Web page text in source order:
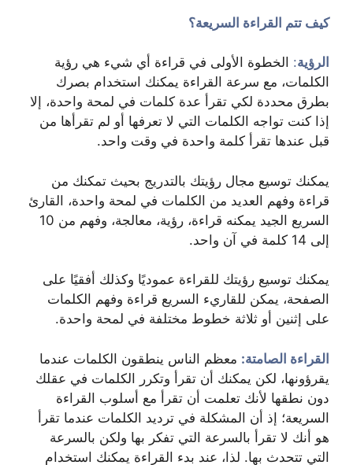
كيف تتم القراءة السريعة؟
الرؤية: الخطوة الأولى في قراءة أي شيء هي رؤية
الكلمات، مع سرعة القراءة يمكنك استخدام بصرك
بطرق محددة لكي تقرأ عدة كلمات في لمحة واحدة، إلا
إذا كنت تواجه الكلمات التي لا تعرفها أو لم تقرأها من
قبل عندها تقرأ كلمة واحدة في وقت واحد.
يمكنك توسيع مجال رؤيتك بالتدريج بحيث تمكنك من
قراءة وفهم العديد من الكلمات في لمحة واحدة، القارئ
السريع الجيد يمكنه قراءة، رؤية، معالجة، وفهم من 10
إلى 14 كلمة في آن واحد.
يمكنك توسيع رؤيتك للقراءة عموديًا وكذلك أفقيًا على
الصفحة، يمكن للقاريء السريع قراءة وفهم الكلمات
على إثنين أو ثلاثة خطوط مختلفة في لمحة واحدة.
القراءة الصامتة: معظم الناس ينطقون الكلمات عندما
يقرؤونها، لكن يمكنك أن تقرأ وتكرر الكلمات في عقلك
دون نطقها لأنك تعلمت أن تقرأ مع أسلوب القراءة
السريعة؛ إذ أن المشكلة في ترديد الكلمات عندما تقرأ
هو أنك لا تقرأ بالسرعة التي تفكر بها ولكن بالسرعة
التي تتحدث بها. لذا، عند بدء القراءة يمكنك استخدام